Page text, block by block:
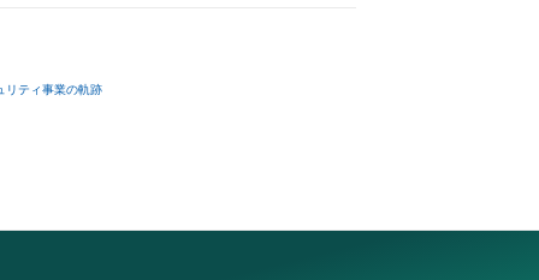
リティ事業の軌跡